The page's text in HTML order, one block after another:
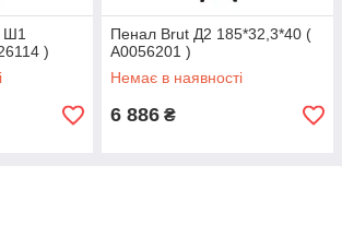
Ш1
)
Пенал Brut Д2 185*32,3*40 (
А0056201 )
Немає в наявності
6 886 ₴